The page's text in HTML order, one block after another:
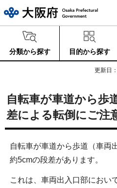
分類から探す 目的から探す
更新日
自転車が車道から歩
差による転倒にご注
自転車が車道から歩道（車両
約5cmの段差があります。
これは、車両出入口部におい